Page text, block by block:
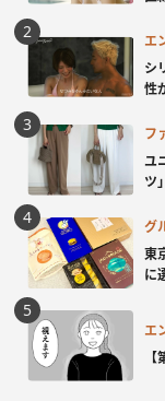
エ
シ
性
フ
ユ
ツ
グ
東
に
エ